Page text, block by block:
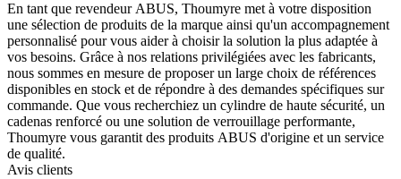
En tant que revendeur ABUS, Thoumyre met à votre disposition
une sélection de produits de la marque ainsi qu'un accompagnement
personnalisé pour vous aider à choisir la solution la plus adaptée à
vos besoins. Grâce à nos relations privilégiées avec les fabricants,
nous sommes en mesure de proposer un large choix de références
disponibles en stock et de répondre à des demandes spécifiques sur
commande. Que vous recherchiez un cylindre de haute sécurité, un
cadenas renforcé ou une solution de verrouillage performante,
Thoumyre vous garantit des produits ABUS d'origine et un service
de qualité.
Avis clients